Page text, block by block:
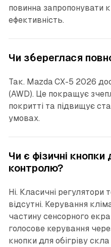
повинна запропонувати
ефективність.
Чи збереглася
Так. Mazda CX-5 2026
(AWD). Це покращує
покритті та підвищує
умовах.
Чи є фізичні кнопки
контролю?
Ні. Класичні регулятори
відсутні. Керування
частину сенсорного
голосове керування
кнопки для обігріву